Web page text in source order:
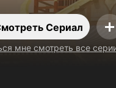
Сериал
мне смотреть все